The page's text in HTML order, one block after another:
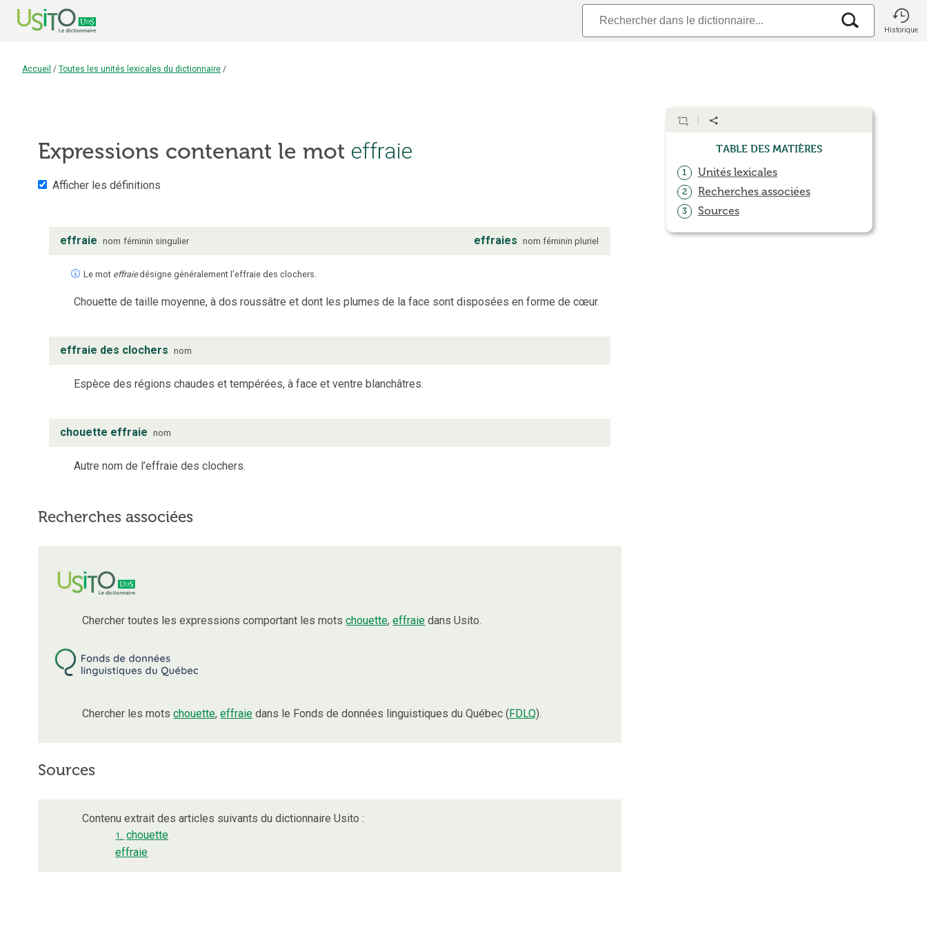
Historique
Accueil / Toutes les unités lexicales du dictionnaire /
Expressions contenant le mot effraie
Afficher les définitions
effraie nom féminin singulier effraies nom féminin pluriel
Le mot effraiedésigne généralement l’effraie des clochers.
Chouette de taille moyenne, à dos roussâtre et dont les plumes de la face sont disposées en forme de cœur.
effraie des clochers nom
Espèce des régions chaudes et tempérées, à face et ventre blanchâtres.
chouette effraie nom
Autre nom de l’effraie des clochers.
Recherches associées
Chercher toutes les expressions comportant les motschouette,effraie dans Usito.
Chercher les motschouette,effraie dans le Fonds de données linguistiques du Québec (FDLQ).
Sources
Contenu extrait des articles suivants du dictionnaire Usito :
1. chouette
effraie
Table des matières
1 Unités lexicales
2 Recherches associées
3 Sources